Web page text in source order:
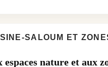
SALOUM ET
espaces nature et aux